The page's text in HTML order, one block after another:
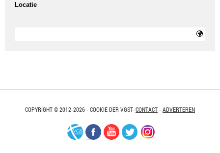
Locatie
COPYRIGHT © 2012-2026 - COOKIE DER VGST- CONTACT- ADVERTEREN